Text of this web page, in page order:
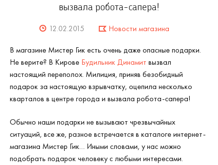
вызвала робота-сапера!
12.02.2015 Новости магазина
В магазине Мистер Гик есть очень даже опасные подарки.
Не верите? В Кирове Будильник Динамит вызвал
настоящий переполох. Милиция, приняв безобидный
подарок за настоящую взрывчатку, оцепила несколько
кварталов в центре города и вызвала робота-сапера!
Обычно наши подарки не вызывают чрезвычайных
ситуаций, все же, разное встречается в каталоге интернет-
магазина Мистер Гик… Иными словами, у нас можно
подобрать подарок человеку с любыми интересами.